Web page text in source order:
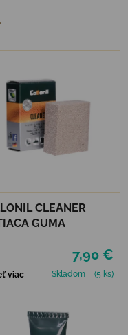
CLEANER
GUMA
7,90 €
viac Skladom (5 ks)